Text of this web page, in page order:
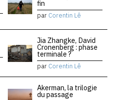
fin
par Corentin Lê
Jia Zhangke, David
Cronenberg : phase
terminale ?
par Corentin Lê
Akerman, la trilogie
du passage